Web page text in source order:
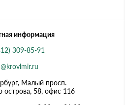
информация
309-85-91
Малый просп.
острова, 58, офис 116